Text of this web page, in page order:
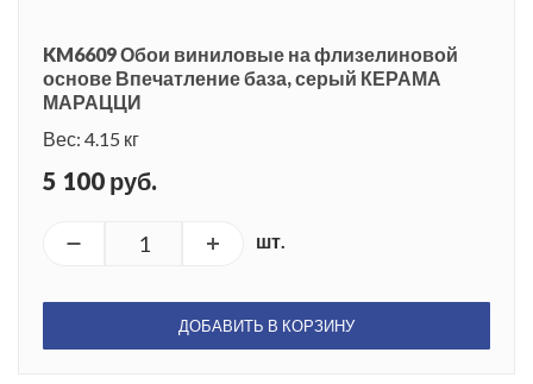
KM6609 Обои виниловые на флизелиновой
основе Впечатление база, серый КЕРАМА
МАРАЦЦИ
Вес: 4.15 кг
5 100 руб.
шт.
ДОБАВИТЬ В КОРЗИНУ